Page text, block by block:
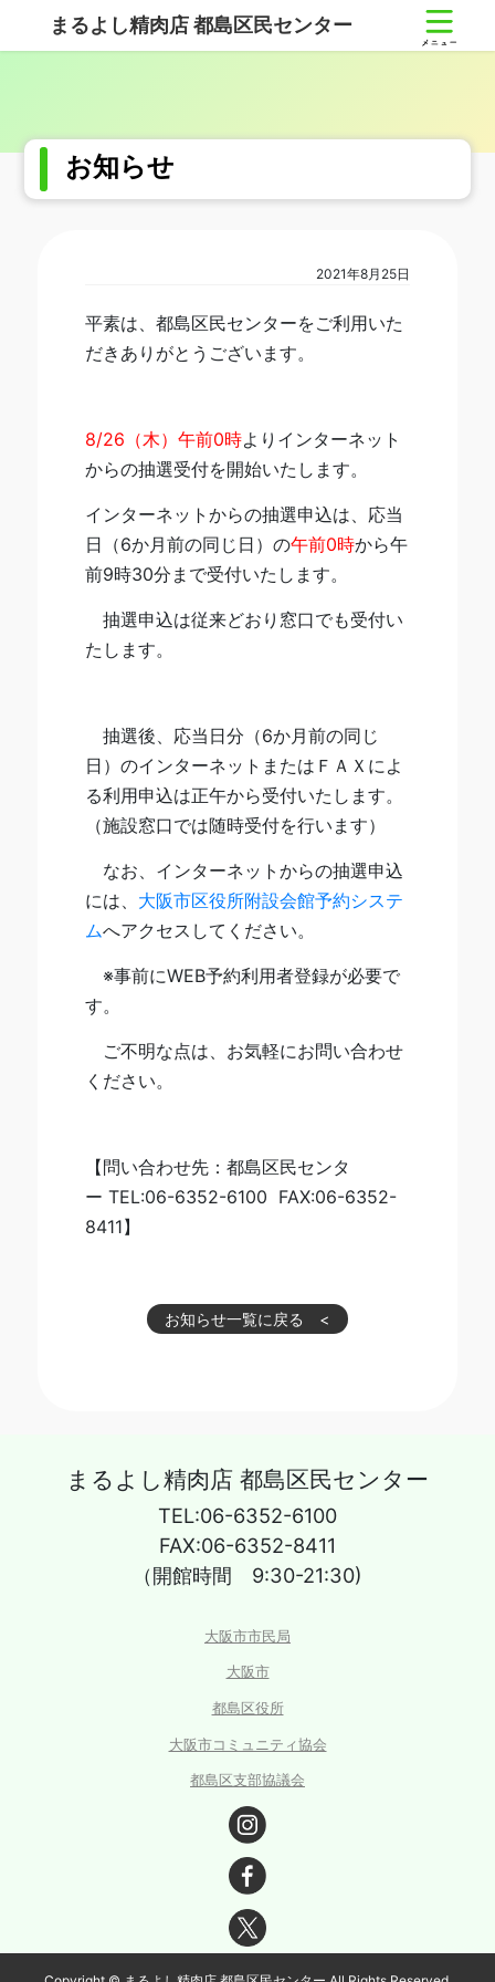
テ
ス
ゲ
ン
まるよし精肉店 都島区民センター
お知らせ
2021年8月25日
平素は、都島区民センターをご利用いた
だきありがとうございます。
8/26（木）午前0時よりインターネット
からの抽選受付を開始いたします。
インターネットからの抽選申込は、応当
日（6か月前の同じ日）の午前0時から午
前9時30分まで受付いたします。
抽選申込は従来どおり窓口でも受付い
たします。
抽選後、応当日分（6か月前の同じ
日）のインターネットまたはＦＡＸによ
る利用申込は正午から受付いたします。
（施設窓口では随時受付を行います）
なお、インターネットからの抽選申込
には、 大阪市区役所附設会館予約システ
ムへアクセスしてください。
※事前にWEB予約利用者登録が必要で
す。
ご不明な点は、お気軽にお問い合わせ
ください。
【問い合わせ先：都島区民センタ
ー TEL:06-6352-6100 FAX:06-6352-
8411】
お知らせ一覧に戻る
まるよし精肉店 都島区民センター
TEL:06-6352-6100
FAX:06-6352-8411
（開館時間 9:30-21:30)
大阪市市民局
大阪市
都島区役所
大阪市コミュニティ協会
都島区支部協議会